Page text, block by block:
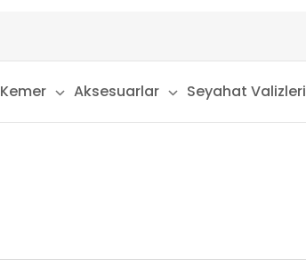
Kemer Aksesuarlar Seyahat Valizleri